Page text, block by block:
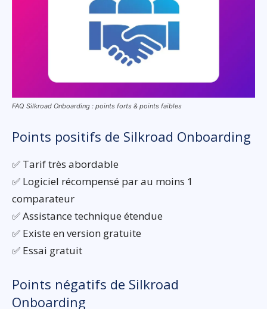
FAQ Silkroad Onboarding : points forts & points faibles
Points positifs de Silkroad Onboarding
✅ Tarif très abordable
✅ Logiciel récompensé par au moins 1
comparateur
✅ Assistance technique étendue
✅ Existe en version gratuite
✅ Essai gratuit
Points négatifs de Silkroad
Onboarding